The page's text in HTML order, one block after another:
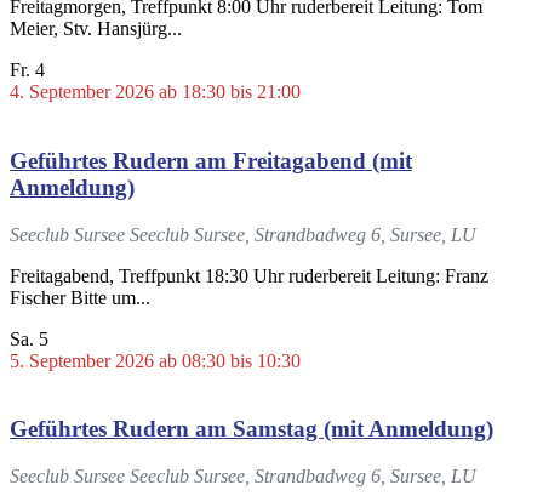
Freitagmorgen, Treffpunkt 8:00 Uhr ruderbereit Leitung: Tom
Meier, Stv. Hansjürg...
Fr. 4
4. September 2026 ab 18:30 bis 21:00
Geführtes Rudern am Freitagabend (mit
Anmeldung)
Seeclub Sursee Seeclub Sursee, Strandbadweg 6, Sursee, LU
Freitagabend, Treffpunkt 18:30 Uhr ruderbereit Leitung: Franz
Fischer Bitte um...
Sa. 5
5. September 2026 ab 08:30 bis 10:30
Geführtes Rudern am Samstag (mit Anmeldung)
Seeclub Sursee Seeclub Sursee, Strandbadweg 6, Sursee, LU